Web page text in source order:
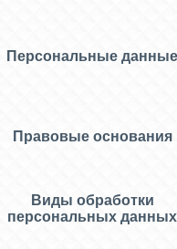
Персональные данные
Правовые основания
Виды обработки
персональных данных